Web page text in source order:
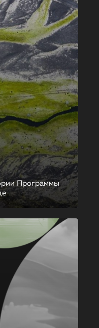
Программы